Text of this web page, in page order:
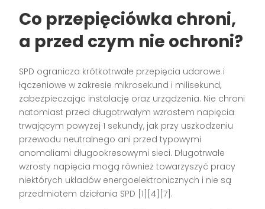
Co przepięciówka chroni,
a przed czym nie ochroni?
SPD ogranicza krótkotrwałe przepięcia udarowe i
łączeniowe w zakresie mikrosekund i milisekund,
zabezpieczając instalację oraz urządzenia. Nie chroni
natomiast przed długotrwałym wzrostem napięcia
trwającym powyżej 1 sekundy, jak przy uszkodzeniu
przewodu neutralnego ani przed typowymi
anomaliami długookresowymi sieci. Długotrwałe
wzrosty napięcia mogą również towarzyszyć pracy
niektórych układów energoelektronicznych i nie są
przedmiotem działania SPD [1][4][7].